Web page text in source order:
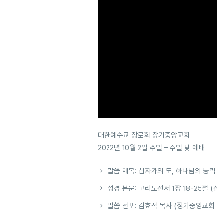
대한예수교 장로회 장기중앙교회
2022년 10월 2일 주일 – 주일 낮 예배
말씀 제목: 십자가의 도, 하나님의 능력
성경 본문: 고리도전서 1장 18-25절 (
말씀 선포: 김효석 목사 (장기중앙교회